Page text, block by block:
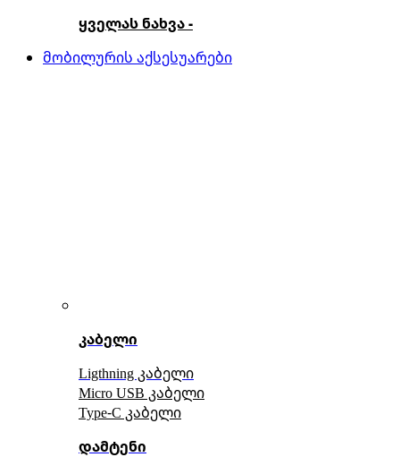
ყველას ნახვა -
მობილურის აქსესუარები
კაბელი
Ligthning კაბელი
Micro USB კაბელი
Type-C კაბელი
დამტენი